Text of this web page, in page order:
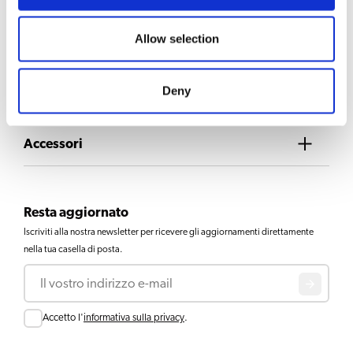
Allow selection
Deny
Download e documenti
Accessori
Resta aggiornato
Iscriviti alla nostra newsletter per ricevere gli aggiornamenti direttamente
nella tua casella di posta.
Email
Consent
Accetto l'informativa sulla privacy.